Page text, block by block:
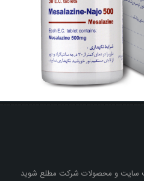
سایت و محصولات شرکت مطلع شوید